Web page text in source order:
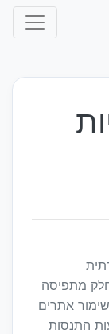
מתפיסה
אתרים
התנסות